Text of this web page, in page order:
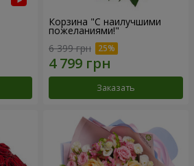
Корзина "С наилучшими
пожеланиями!"
6 399 грн
Заказать